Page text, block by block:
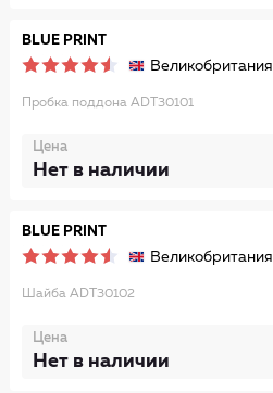
BLUE PRINT
Великобритания
Пробка поддона ADT30101
Цена
Нет в наличии
BLUE PRINT
Великобритания
Шайба ADT30102
Цена
Нет в наличии